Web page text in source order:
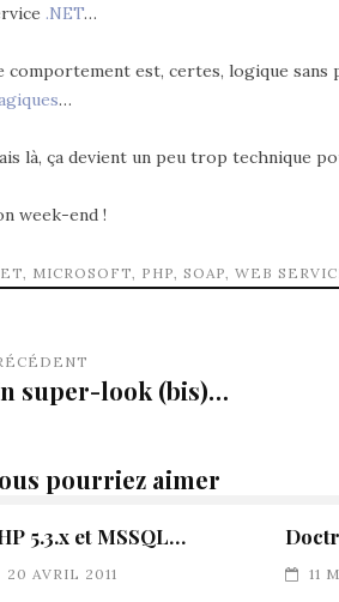
.NET…
comportement est, certes, logique sans
…
là, ça devient un peu trop technique
week-end !
MICROSOFT PHP SOAP WEB
super-look (bis)…
pourriez aimer
5.3.x et MSSQL…
20 AVRIL 2011 11